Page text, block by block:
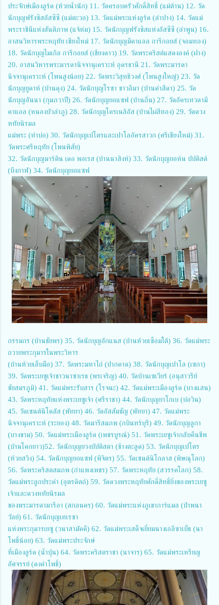
ประจักษ์เมืองลูร์ด (ห้วยน้ำนัก) 11. วัดครอบครัวศักดิ์สิทธิ์ (แม่ต้าน) 12. วัด
นักบุญฟรังซิสอัสซีซี (แม่ตะวอ) 13. วัดแม่พระแห่งลูร์ด (ลำปาง) 14. วัดแม่
พระราชินีแห่งสันติภาพ (แจ้ห่ม) 15. วัดนักบุญฟรังซิสแห่งอัสซีซี (ลำพูน) 16.
อาสนวิหารพระหฤทัย เชียงใหม่ 17. วัดนักบุญมีคาแอล การีกอยส์ (จอมทอง)
18. วัดนักบุญไมเกิล การีกอยส์ (เชียงดาว) 19. วัดพระคริสต์แสดงองค์ (ฝาง)
20. อาสนวิหารพระมารดานิจจานุเคราะห์ อุดรธานี 21. วัดพระมารดา
นิจจานุเคราะห์ (โพนสูงน้อย) 22. วัดพระวิสุทธิวงศ์ (โพนสูงใหญ่) 23. วัด
นักบุญยูดาห์ (บ้านดุง) 24. วัดนักบุญโรซา ชาวลีมา (บ้านคำสีดา) 25. วัด
นักบุญอันนา (กุมภวาปี) 26. วัดนักบุญยอแซฟ (บ้านถิ่น) 27. วัดอัครเทวดามี
คาแอล (หนองบัวลำภู) 28. วัดนักบุญโครเนลิอัส (บ้านไผ่สีทอง) 29. วัดดวง
หทัยนิรมล
แม่พระ (ท่าบ่อ) 30. วัดนักบุญเปโตรและเปาโลอัครสาวก (ศรีเชียงใหม่) 31.
วัดพระศรีหฤทัย (โพนพิสัย)
32. วัดนักบุญมาร์ติน เดอ พอเรส (บ้านนาสิงห์) 33. วัดนักบุญยอห์น บัปติสต์
(บึงกาฬ) 34. วัดนักบุญยอแซฟ
กรรมกร (บ้านชัยพร) 35. วัดนักบุญอักแนส (บ้านห้วยเซือมใต้) 36. วัดแม่พระ
ถวายพระกุมารในพระวิหาร
(บ้านห้วยเล็บมือ) 37. วัดพระมหาไถ่ (ปากคาด) 38. วัดนักบุญเปาโล (เซกา)
39. วัดพระเยซูเจ้าชาวนาซาเรธ (พรเจริญ) 40. วัดบ้านเซเวียร์ (อนุสาวรีย์
ชัยสมรภูมิ) 41. วัดแม่พระรับสาร (โรจนะ) 42. วัดแม่พระเมืองลูร์ด (บางแสน)
43. วัดพระหฤทัยแห่งพระเยซูเจ้า (ศรีราชา) 44. วัดนักบุญยาโกเบ (บ่อวิน)
45. วัดเซนต์นิโคลัส (พัทยา) 46. วัดอัสสัมชัญ (พัทยา) 47. วัดแม่พระ
นิจจานุเคราะห์ (ระยอง) 48. วัดมารีสมภพ (กบินทร์บุรี) 49. วัดนักบุญลูกา
(บางขาม) 50. วัดแม่พระเมืองลูร์ด (เพชรบูรณ์) 51. วัดพระเยซูเจ้ากลับคืนชีพ
(บ้านโคกยาว)52. วัดนักบุญยวงบัปติสตา (ช้างตะลูด) 53. วัดนักบุญเปโตร
(ห้วยสวิง) 54. วัดนักบุญยอแซฟ (พิจิตร) 55. วัดเซนต์นิโกลาส (พิษณุโลก)
56. วัดพระคริสตสมภพ (กำแพงเพชร) 57. วัดพระหฤทัย (สวรรคโลก) 58.
วัดแม่พระลูกประคำ (อุตรดิตถ์) 59. วัดดวงพระหฤทัยศักดิ์สิทธิ์ยิ่งของพระเยซู
เจ้าและดวงหทัยนิรมล
ของพระมารดามารีอา (สกลนคร) 60. วัดแม่พระแห่งภูเขาการ์แมล (ป่าพนา
วัลย์) 61. วัดนักบุญเทเรซา
แห่งพระกุมารเยซู (วนาสามัคคี) 62. วัดแม่พระเสด็จเยี่ยมนางเอลีซาเบ็ธ (นา
โพธิ์น้อย) 63. วัดแม่พระประจักษ์
ที่เมืองลูร์ด (น้ำบุ้น) 64. วัดพระคริสตราชา (นาจาร) 65. วัดแม่พระเหรียญ
อัศจรรย์ (ดงคำโพธิ์)